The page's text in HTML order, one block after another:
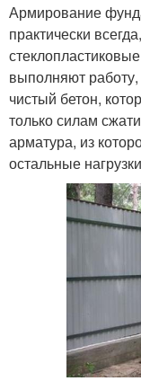
Армирование
практически
выполняют
чистый бетон,
только силам
арматура, из
остальные